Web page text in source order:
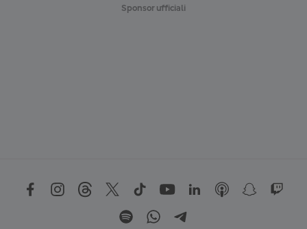
Sponsor ufficiali